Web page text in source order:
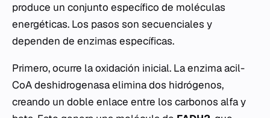
produce un conjunto específico de moléculas
energéticas. Los pasos son secuenciales y
dependen de enzimas específicas.
Primero, ocurre la oxidación inicial. La enzima acil-
CoA deshidrogenasa elimina dos hidrógenos,
creando un doble enlace entre los carbonos alfa y